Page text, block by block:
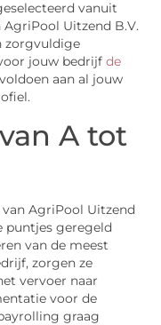
vanuit
Uitzend B.V.
zorgvuldige
jouw bedrijfde
aan al jouw
A tot
AgriPool Uitzend
puntjes geregeld
van de meest
zorgen ze
vervoer naar
voor de
graag